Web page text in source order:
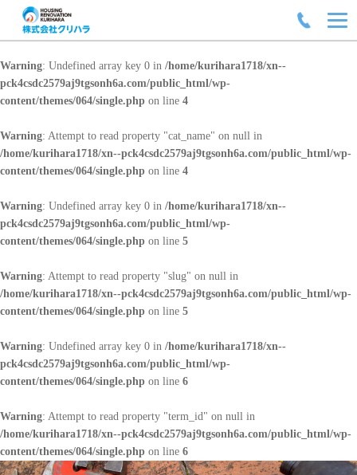
Warning: Undefined array key 0 in /home/kurihara1718/xn--
pck4csdc2579aj9tgsonh6a.com/public_html/wp-
content/themes/064/single.php on line 4
Warning: Attempt to read property "cat_name" on null in
/home/kurihara1718/xn--pck4csdc2579aj9tgsonh6a.com/public_html/wp-
content/themes/064/single.php on line 4
Warning: Undefined array key 0 in /home/kurihara1718/xn--
pck4csdc2579aj9tgsonh6a.com/public_html/wp-
content/themes/064/single.php on line 5
Warning: Attempt to read property "slug" on null in
/home/kurihara1718/xn--pck4csdc2579aj9tgsonh6a.com/public_html/wp-
content/themes/064/single.php on line 5
Warning: Undefined array key 0 in /home/kurihara1718/xn--
pck4csdc2579aj9tgsonh6a.com/public_html/wp-
content/themes/064/single.php on line 6
Warning: Attempt to read property "term_id" on null in
/home/kurihara1718/xn--pck4csdc2579aj9tgsonh6a.com/public_html/wp-
content/themes/064/single.php on line 6